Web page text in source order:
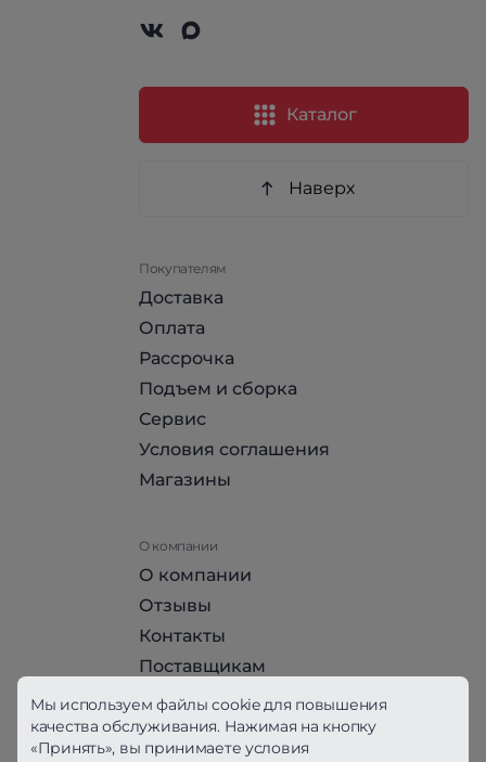
Каталог
Наверх
Покупателям
Доставка
Оплата
Рассрочка
Подъем и сборка
Сервис
Условия соглашения
Магазины
О компании
О компании
Отзывы
Контакты
Поставщикам
Стать партнером HomeHit
Мы используем файлы cookie для повышения
качества обслуживания. Нажимая на кнопку
«Принять», вы принимаете условия